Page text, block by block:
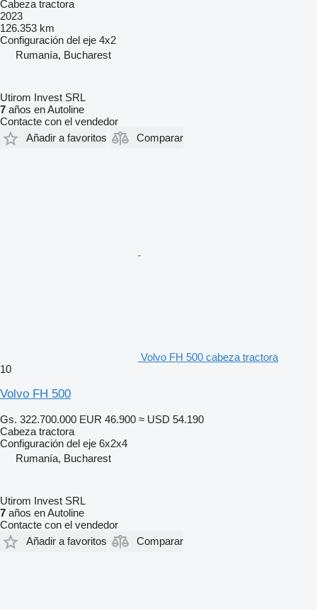
Cabeza tractora
2023
126.353 km
Configuración del eje 4x2
Rumanía, Bucharest
Utirom Invest SRL
7 años en Autoline
Contacte con el vendedor
Añadir a favoritos
Comparar
Volvo FH 500 cabeza tractora
10
Volvo FH 500
Gs. 322.700.000 EUR 46.900 ≈ USD 54.190
Cabeza tractora
Configuración del eje 6x2x4
Rumanía, Bucharest
Utirom Invest SRL
7 años en Autoline
Contacte con el vendedor
Añadir a favoritos
Comparar